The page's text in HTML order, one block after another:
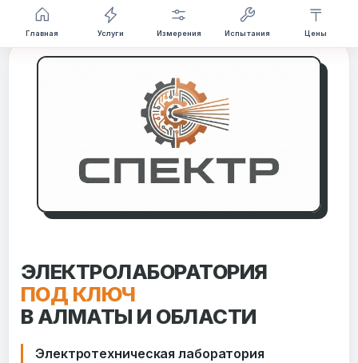
Перейти
ЭЛЕКТРОЛАБОРАТОРИЯ
ПОД КЛЮЧ
В АЛМАТЫ И ОБЛАСТИ
Электротехническая лаборатория
Главная Услуги Измерения Испытания Цены